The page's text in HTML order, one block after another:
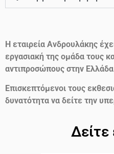
Η εταιρεία Ανδρουλάκης
εργασιακή της ομάδα τους
αντιπροσώπους στην
Επισκεπτόμενοι τους
δυνατότητα να δείτε την
Δείτε